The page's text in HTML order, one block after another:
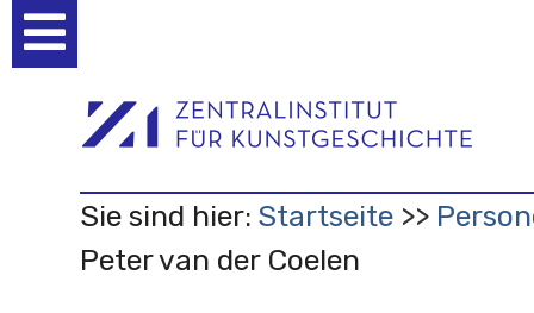
Werkzeuge
Sie sind hier: Startseite
Peter van der Coelen